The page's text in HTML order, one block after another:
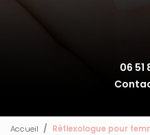
06 51
Accueil Réflexologue pour